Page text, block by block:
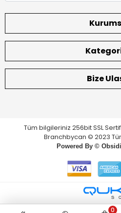
Bize
Tüm bilgileriniz 256bit SSL
Branchbycan © 2023
Powered By ©
0